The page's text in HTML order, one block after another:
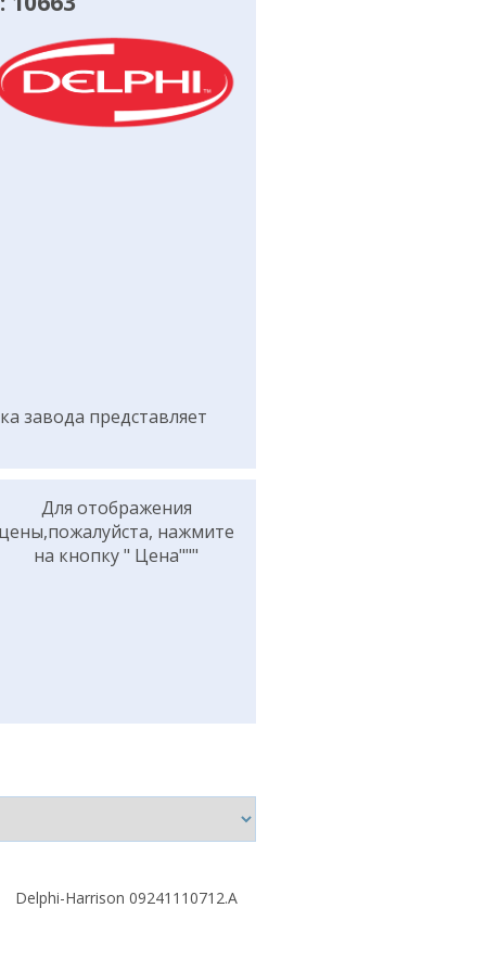
завода представляет
Для отображения
цены,пожалуйста, нажмите
на кнопку " Цена"""
Delphi-Harrison 09241110712.A